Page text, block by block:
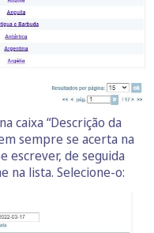
caixa “Descrição da
sempre se acerta na
escrever, de seguida
na lista. Selecione-o: